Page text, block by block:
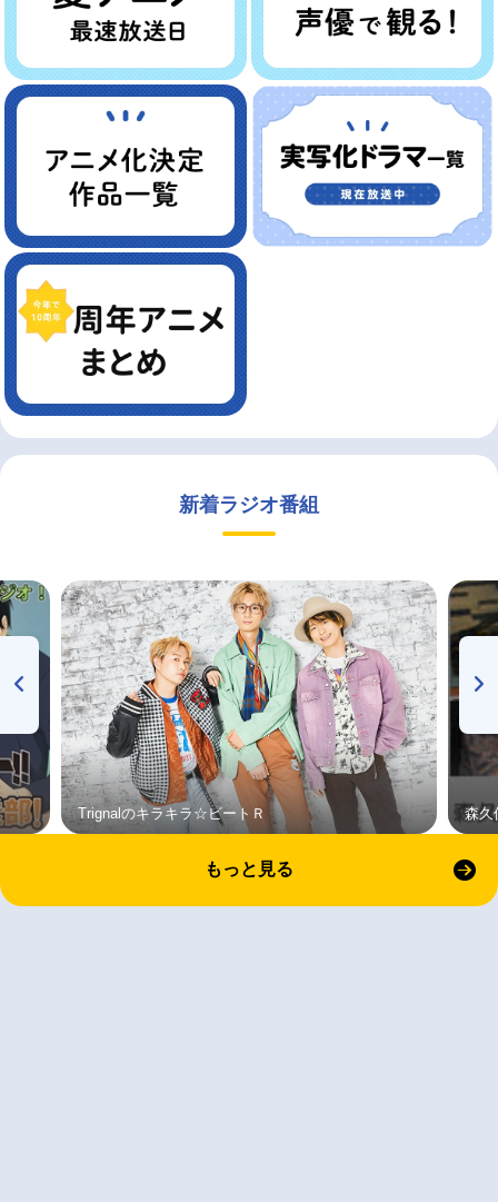
新着ラジオ番組
Trignalのキラキラ☆ビートＲ 森久
もっと見る